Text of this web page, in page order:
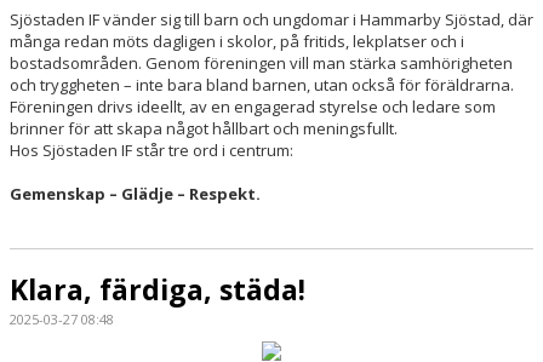
Sjöstaden IF vänder sig till barn och ungdomar i Hammarby Sjöstad, där
många redan möts dagligen i skolor, på fritids, lekplatser och i
bostadsområden. Genom föreningen vill man stärka samhörigheten
och tryggheten – inte bara bland barnen, utan också för föräldrarna.
Föreningen drivs ideellt, av en engagerad styrelse och ledare som
brinner för att skapa något hållbart och meningsfullt.
Hos Sjöstaden IF står tre ord i centrum:
Gemenskap – Glädje – Respekt.
Klara, färdiga, städa!
2025-03-27 08:48